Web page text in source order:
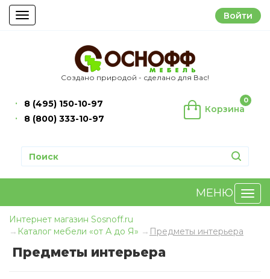
Toggle
navigation
Войти
Создано природой - сделано для Вас!
Корзина
0
8 (495) 150-10-97
8 (800) 333-10-97
МЕНЮ
Интернет магазин Sosnoff.ru
Каталог мебели «от А до Я»
Предметы интерьера
Предметы интерьера